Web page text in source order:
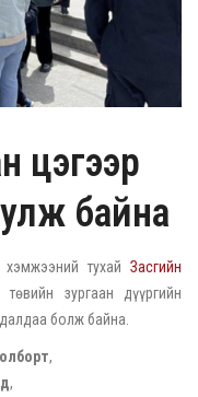
цэгээр
байна
тухай Засгийн
зургаан дүүргийн
болж байна.
,
,